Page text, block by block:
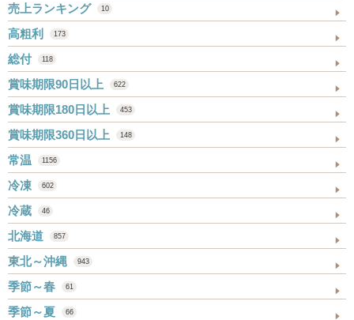
売上ランキング 10
高粗利 173
総付 118
賞味期限90日以上 622
賞味期限180日以上 453
賞味期限360日以上 148
常温 1156
冷凍 602
冷蔵 46
北海道 857
東北～沖縄 943
季節～春 61
季節～夏 66